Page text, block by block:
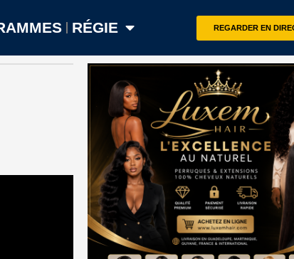
RÉGIE REGARDER EN